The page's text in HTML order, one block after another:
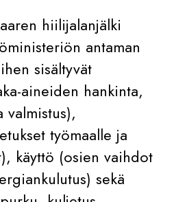
hiilijalanjälki
antaman
sisältyvät
aineiden hankinta,
valmistus),
työmaalle ja
käyttö (osien vaihdot
sekä